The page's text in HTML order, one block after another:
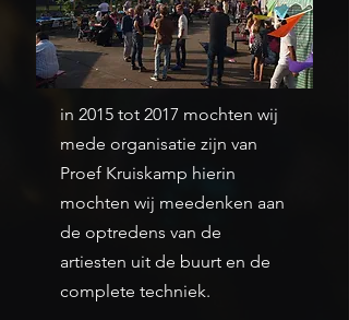
in 2015 tot 2017 mochten wij
mede organisatie zijn van
Proef Kruiskamp hierin
mochten wij meedenken aan
de optredens van de
artiesten uit de buurt en de
complete techniek.